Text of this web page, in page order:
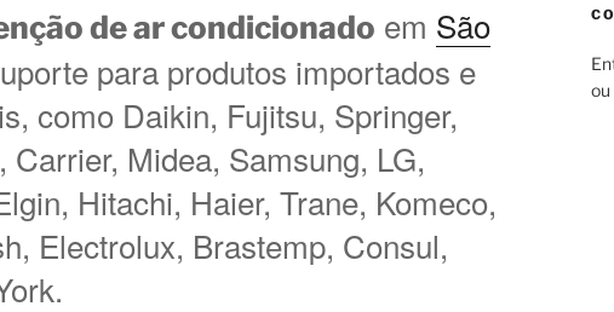
de ar condicionado em São
para produtos importados e
como Daikin, Fujitsu, Springer,
Carrier, Midea, Samsung, LG,
Hitachi, Haier, Trane, Komeco,
Electrolux, Brastemp, Consul,
ou